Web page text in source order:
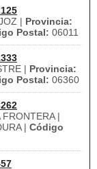
| Provincia:
Postal: 06011
| Provincia:
Postal: 06360
FRONTERA |
| Código